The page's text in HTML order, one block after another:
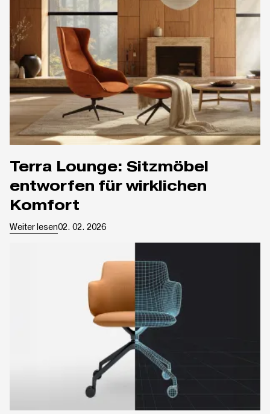
Terra Lounge: Sitzmöbel
entworfen für wirklichen
Komfort
Weiter lesen02. 02. 2026